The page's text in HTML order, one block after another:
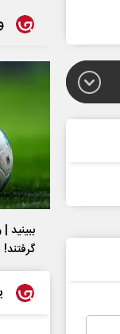
گرفتند!